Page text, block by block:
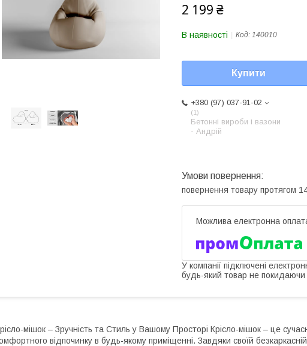
2 199 ₴
В наявності Код: 140010
Купити
+380 (97) 037-91-02
1
Бетонні вироби і вазони
- Андрій
повернення товару протягом
У компанії підключені
будь-який товар не покидаючи
мішок – Зручність та Стиль у Вашому Просторі Крісло-мішок – це
відпочинку в будь-якому приміщенні. Завдяки своїй